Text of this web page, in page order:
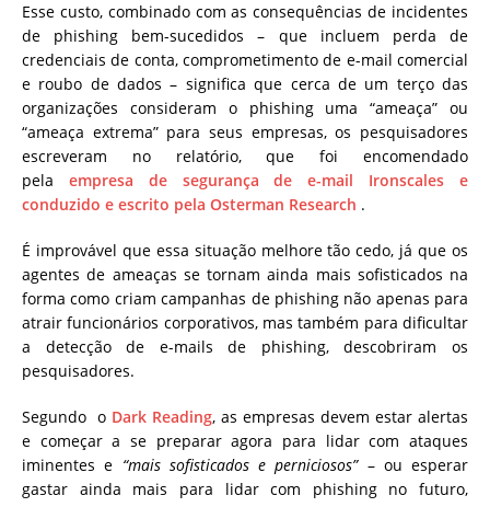
Esse custo, combinado com as consequências de incidentes
de phishing bem-sucedidos – que incluem perda de
credenciais de conta, comprometimento de e-mail comercial
e roubo de dados – significa que cerca de um terço das
organizações consideram o phishing uma“ameaça” ou
“ameaça extrema”para seus empresas, os pesquisadores
escreveram no relatório, que foi encomendado
pela empresa de segurança de e-mail Ironscales e
conduzido e escrito pela Osterman Research .
É improvável que essa situação melhore tão cedo, jáque os
agentes de ameaças se tornam ainda mais sofisticados na
forma como criam campanhas de phishing não apenas para
atrair funcionários corporativos, mas também para dificultar
a detecção de e-mails de phishing, descobriram os
pesquisadores.
Segundo o Dark Reading, as empresas devem estar alertas
e começar a se preparar agora para lidar com ataques
iminentes e “mais sofisticados e perniciosos”– ou esperar
gastar ainda mais para lidar com phishing no futuro,